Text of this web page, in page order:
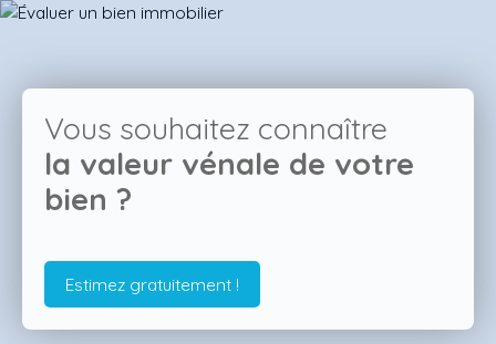
Vous souhaitez connaître
la valeur vénale de votre
bien ?
Estimez gratuitement !